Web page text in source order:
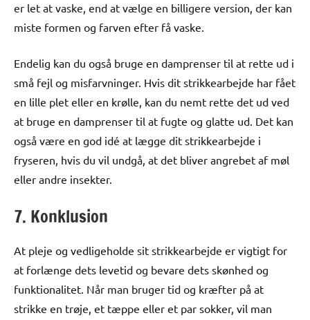
er let at vaske, end at vælge en billigere version, der kan
miste formen og farven efter få vaske.
Endelig kan du også bruge en damprenser til at rette ud i
små fejl og misfarvninger. Hvis dit strikkearbejde har fået
en lille plet eller en krølle, kan du nemt rette det ud ved
at bruge en damprenser til at fugte og glatte ud. Det kan
også være en god idé at lægge dit strikkearbejde i
fryseren, hvis du vil undgå, at det bliver angrebet af møl
eller andre insekter.
7. Konklusion
At pleje og vedligeholde sit strikkearbejde er vigtigt for
at forlænge dets levetid og bevare dets skønhed og
funktionalitet. Når man bruger tid og kræfter på at
strikke en trøje, et tæppe eller et par sokker, vil man